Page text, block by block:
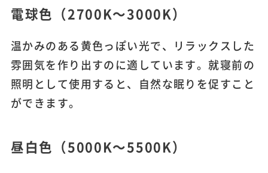
電球色（2700K～3000K）
温かみのある黄色っぽい光で、リラックスした
雰囲気を作り出すのに適しています。就寝前の
照明として使用すると、自然な眠りを促すこと
ができます。
昼白色（5000K～5500K）